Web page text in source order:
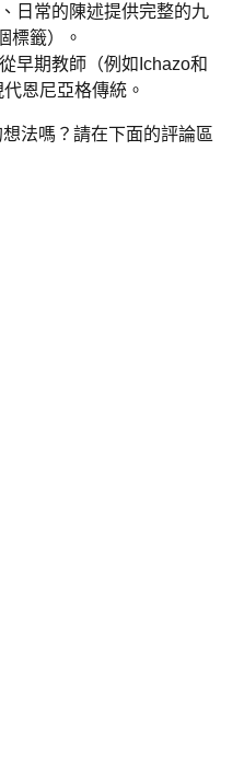
日常的陳述提供完整的九
標籤）。
早期教師（例如Ichazo和
恩尼亞格傳統。
法嗎？請在下面的評論區